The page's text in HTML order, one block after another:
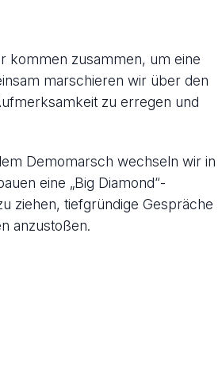
kommen zusammen, um eine
marschieren wir über den
zu erregen und
Demomarsch wechseln wir in
eine „Big Diamond“-
ziehen, tiefgründige Gespräche
anzustoßen.